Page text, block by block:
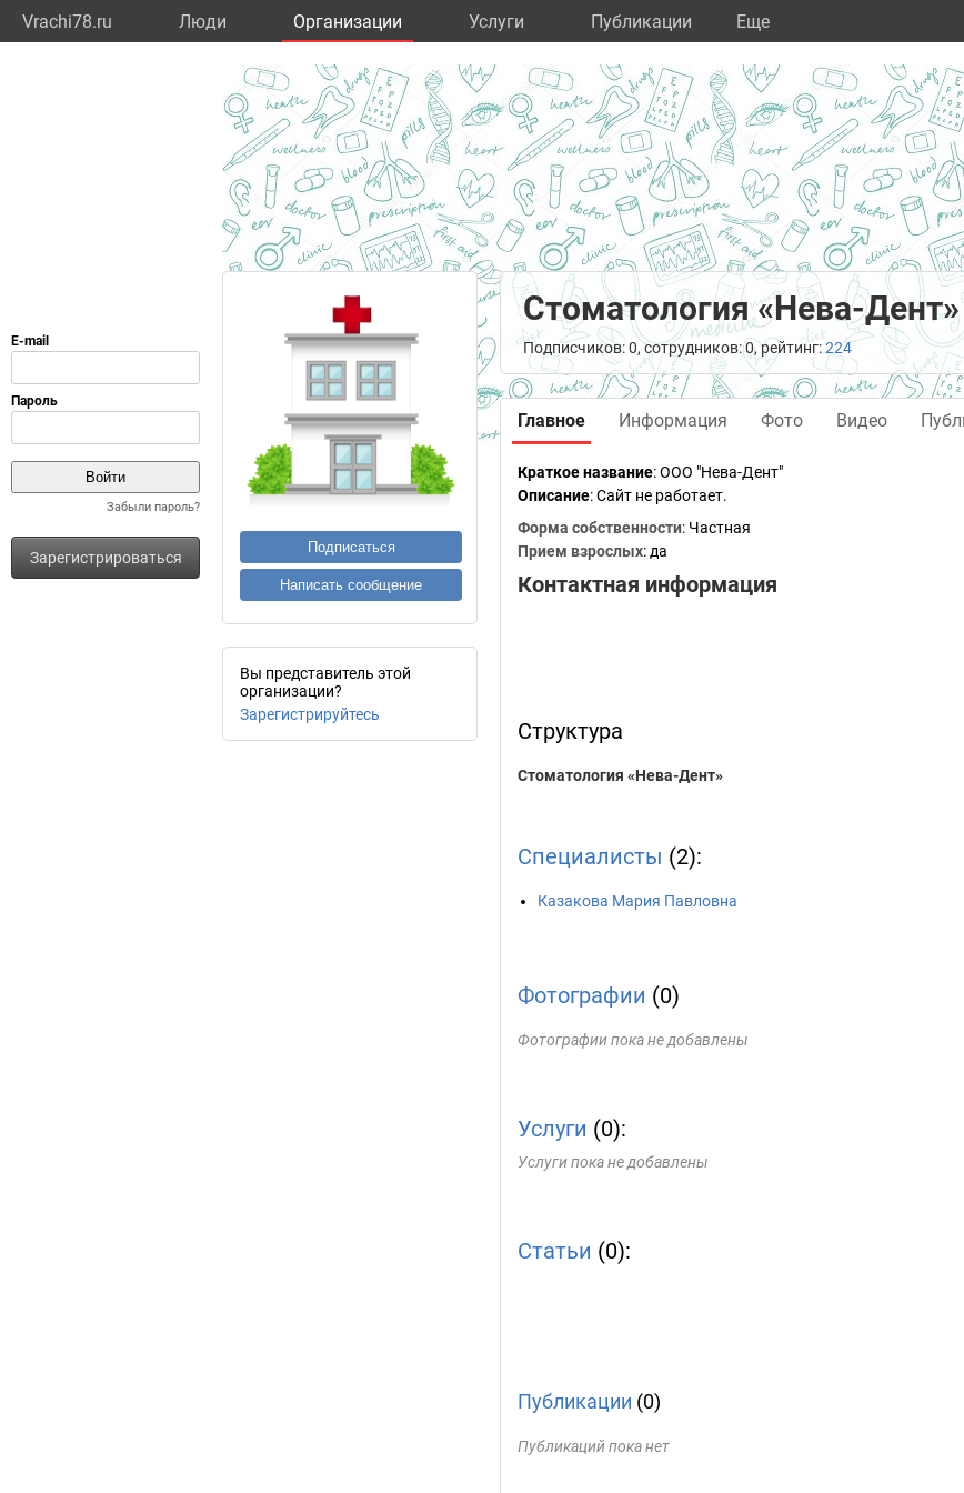
Vrachi78.ru Люди Организации Услуги Публикации Eще
Забыли пароль?
Зарегистрироваться
Подписаться
Написать сообщение
Вы представитель этой
организации?
Зарегистрируйтесь
Стоматология «Нева-Дент»
Подписчиков: 0, сотрудников: 0, рейтинг:224
Главное Информация Фото Видео
Краткое название:ООО "Нева-Дент"
Описание: Сайт не работает.
Форма собственности: Частная
Прием взрослых: да
Контактная информация
Структура
Стоматология «Нева-Дент»
Специалисты (2):
Казакова Мария Павловна
Фотографии (0)
Фотографии пока не добавлены
Услуги (0):
Услуги пока не добавлены
Статьи (0):
Публикации (0)
Публикаций пока нет